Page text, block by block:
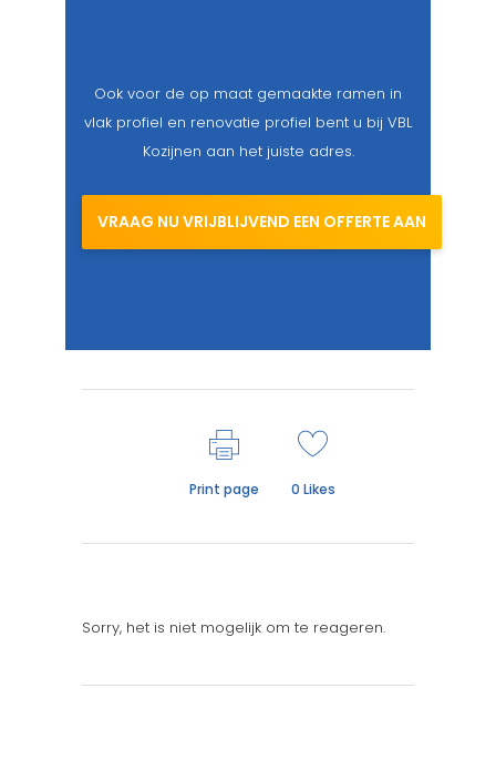
Ook voor de op maat gemaakte ramen in
vlak profiel en renovatie profiel bent u bij VBL
Kozijnen aan het juiste adres.
VRAAG NU VRIJBLIJVEND EEN OFFERTE AAN
Print page 0 Likes
Sorry, het is niet mogelijk om te reageren.